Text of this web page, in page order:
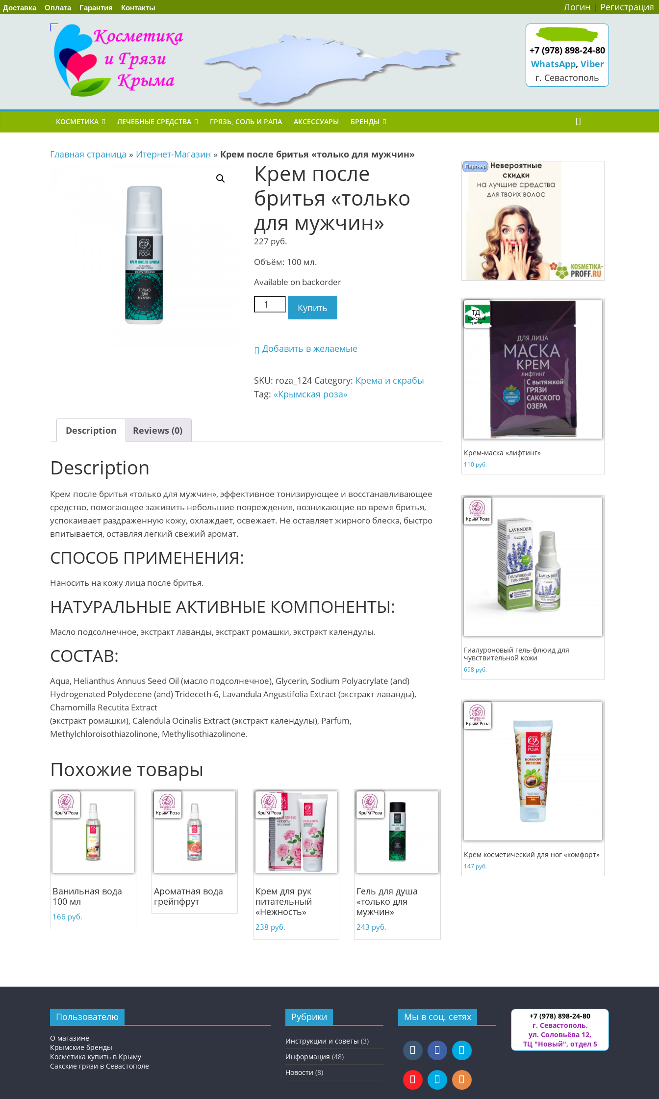
Доставка Оплата Гарантия Контакты Логин | Регистрация
+7 (978) 898-24-80
WhatsApp, Viber
г. Севастополь
КОСМЕТИКА ЛЕЧЕБНЫЕ СРЕДСТВА ГРЯЗЬ, СОЛЬ И РАПА АКСЕССУАРЫ БРЕНДЫ
Главная страница » Итернет-Магазин » Крем после бритья «только для мужчин»
Крем после
бритья «только
для мужчин»
227 руб.
Объём: 100 мл.
Available on backorder
Купить
Добавить в желаемые
SKU: roza_124 Category: Крема и скрабы
Tag: «Крымская роза»
Description Reviews (0)
Description
Крем после бритья «только для мужчин», эффективное тонизирующее и восстанавливающее
средство, помогающее заживить небольшие повреждения, возникающие во время бритья,
успокаивает раздраженную кожу, охлаждает, освежает. Не оставляет жирного блеска, быстро
впитывается, оставляя легкий свежий аромат.
СПОСОБ ПРИМЕНЕНИЯ:
Наносить на кожу лица после бритья.
НАТУРАЛЬНЫЕ АКТИВНЫЕ КОМПОНЕНТЫ:
Масло подсолнечное, экстракт лаванды, экстракт ромашки, экстракт календулы.
СОСТАВ:
Aqua, Helianthus Annuus Seed Oil (масло подсолнечное), Glycerin, Sodium Polyacrylate (and)
Hydrogenated Polydecene (and) Trideceth-6, Lavandula Angustifolia Extract (экстракт лаванды),
Chamomilla Recutita Extract
(экстракт ромашки), Calendula Ocinalis Extract (экстракт календулы), Parfum,
Methylchloroisothiazolinone, Methylisothiazolinone.
Похожие товары
Ванильная вода
100 мл
166 руб.
Ароматная вода
грейпфрут
Крем для рук
питательный
«Нежность»
238 руб.
Гель для душа
«только для
мужчин»
243 руб.
Партнёр
Крем-маска «лифтинг»
110 руб.
Гиалуроновый гель-флюид для
чувствительной кожи
698 руб.
Крем косметический для ног «комфорт»
147 руб.
Пользователю
О магазине
Крымские бренды
Косметика купить в Крыму
Сакские грязи в Севастополе
Рубрики
Инструкции и советы (3)
Информация (48)
Новости (8)
Мы в соц. сетях
+7 (978) 898-24-80
г. Севастополь,
ул. Соловьёва 12,
ТЦ "Новый", отдел 5